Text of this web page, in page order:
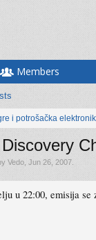
Members
i potrošačka
Vedo Jun 26, 2007
u 22:00, emisija